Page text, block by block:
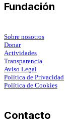
Fundación
Sobre nosotros
Donar
Actividades
Transparencia
Aviso Legal
Política de Privacidad
Política de Cookies
Contacto